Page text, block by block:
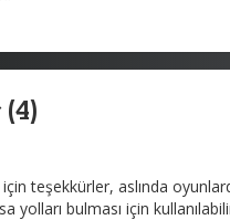
teşekkürler, aslında
yolları bulması için